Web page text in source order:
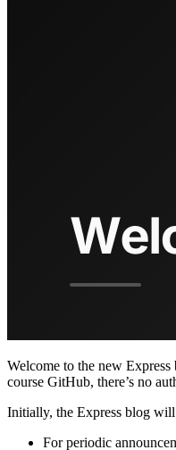
Welcome to the new
course GitHub, there’s no
Initially, the Express blog will
For periodic